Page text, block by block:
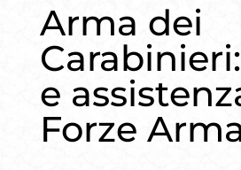
Arma dei
e
Forze